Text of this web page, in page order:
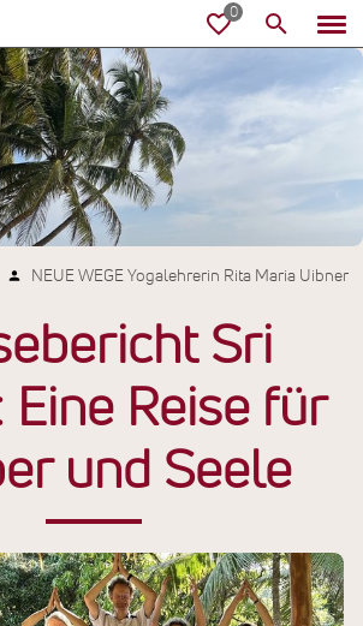
NEUE WEGE Yogalehrerin Rita Maria Uibner
Sri
Eine Reise für
und Seele